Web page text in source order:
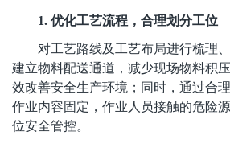
1. 优化工艺流程，合理划分工位
对工艺路线及工艺布局进行梳理
建立物料配送通道，减少现场物料积
效改善安全生产环境；同时，通过合
作业内容固定，作业人员接触的危险
位安全管控。